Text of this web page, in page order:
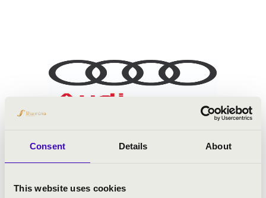
Consent Details About
This website uses cookies